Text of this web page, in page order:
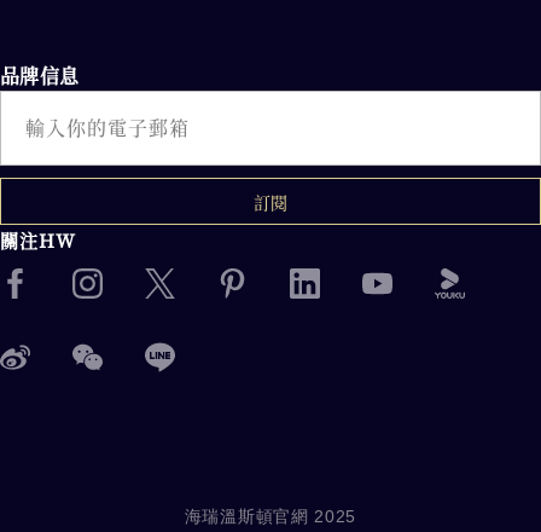
品牌信息
訂閱
關注HW
海瑞溫斯頓官網 2025